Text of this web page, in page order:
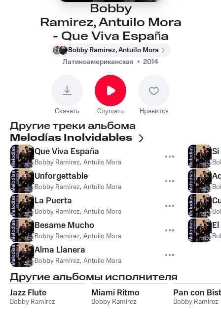
Bobby
Ramirez, Antuilo Mora
- Que Viva España
Bobby Ramirez, Antuilo Mora
Латиноамериканская
2014
Скачать Слушать Нравится
Другие треки альбома
Melodías Inolvidables
Que Viva España
Bobby Ramirez, Antuilo Mora
Unforgettable
Bobby Ramirez, Antuilo Mora
La Puerta
Bobby Ramirez, Antuilo Mora
Besame Mucho
Bobby Ramirez, Antuilo Mora
Alma Llanera
Bobby Ramirez, Antuilo Mora
Другие альбомы исполнителя
Jazz Flute
Bobby Ramirez
Miami Ritmo
Bobby Ramirez
Pan con
Bobby Ramirez